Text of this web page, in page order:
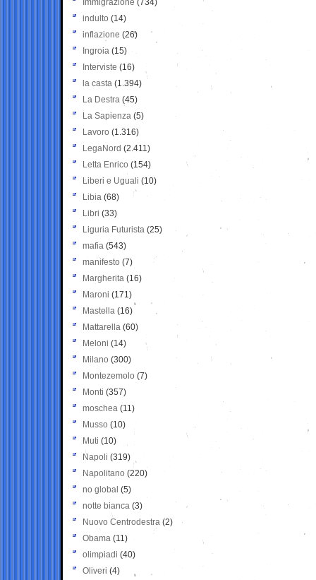
Immigrazione (734)
indulto (14)
inflazione (26)
Ingroia (15)
Interviste (16)
la casta (1.394)
La Destra (45)
La Sapienza (5)
Lavoro (1.316)
LegaNord (2.411)
Letta Enrico (154)
Liberi e Uguali (10)
Libia (68)
Libri (33)
Liguria Futurista (25)
mafia (543)
manifesto (7)
Margherita (16)
Maroni (171)
Mastella (16)
Mattarella (60)
Meloni (14)
Milano (300)
Montezemolo (7)
Monti (357)
moschea (11)
Musso (10)
Muti (10)
Napoli (319)
Napolitano (220)
no global (5)
notte bianca (3)
Nuovo Centrodestra (2)
Obama (11)
olimpiadi (40)
Oliveri (4)